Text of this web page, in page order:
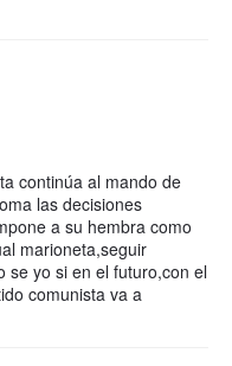
continúa al mando de
las decisiones
a su hembra como
marioneta,seguir
se yo si en el futuro,con el
comunista va a